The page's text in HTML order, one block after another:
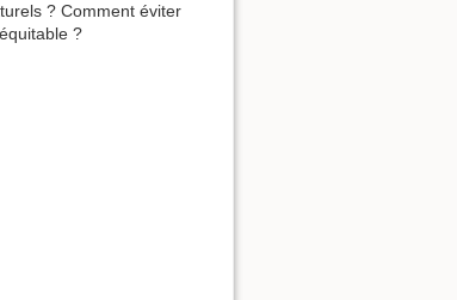
? Comment éviter
?